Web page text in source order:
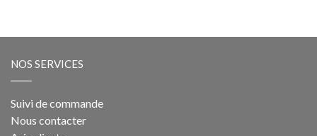
NOS SERVICES
Suivi de commande
Nous contacter